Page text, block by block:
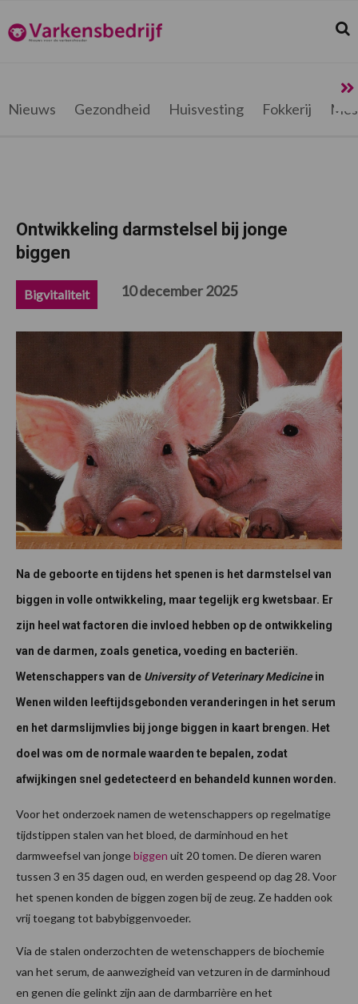
de
hoofdnavigatie
de
hoofd
de
eerste
de
voettekst
Varkensbedrijf.be
Nieuws Gezondheid Huisvesting Fokkerij
Ontwikkeling darmstelsel bij jonge
biggen
Bigvitaliteit 10 december 2025
Na de geboorte en tijdens het spenen is het darmstelsel van
biggen in volle ontwikkeling, maar tegelijk erg kwetsbaar. Er
zijn heel wat factoren die invloed hebben op de ontwikkeling
van de darmen, zoals genetica, voeding en bacteriën.
Wetenschappers van de University of Veterinary Medicinein
Wenen wilden leeftijdsgebonden veranderingen in het serum
en het darmslijmvlies bij jonge biggen in kaart brengen. Het
doel was om de normale waarden te bepalen, zodat
afwijkingen snel gedetecteerd en behandeld kunnen worden.
Voor het onderzoek namen de wetenschappers op regelmatige
tijdstippen stalen van het bloed, de darminhoud en het
darmweefsel van jongebiggen uit 20 tomen. De dieren waren
tussen 3 en 35 dagen oud, en werden gespeend op dag 28. Voor
het spenen konden de biggen zogen bij de zeug. Ze hadden ook
vrij toegang tot babybiggenvoeder.
Via de stalen onderzochten de wetenschappers de biochemie
van het serum, de aanwezigheid van vetzuren in de darminhoud
en genen die gelinkt zijn aan de darmbarrière en het